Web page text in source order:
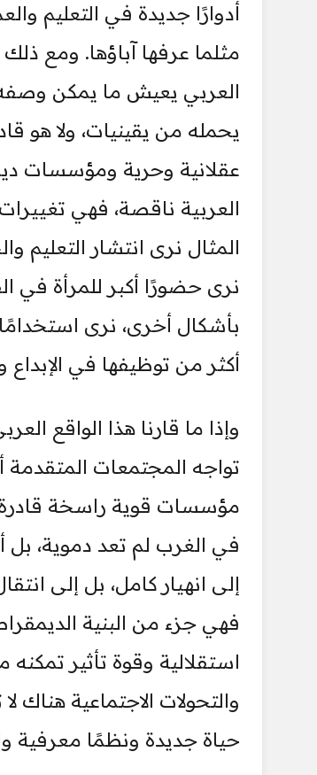
أدوارًا جديدة في التعليم
مثلما عرفها آباؤها. ومع
العربي يعيش ما يمكن وصفه
يحمله من يقينيات، ولا هو
عقلانية وحرية ومؤسسات
العربية ناقصة، فهي
المثال نرى انتشار
نرى حضورًا أكبر للمرأة في
بأشكال أخرى، نرى استخدامًا
أكثر من توظيفها في الإبداع
وإذا ما قارنا هذا الواقع
تواجه المجتمعات المتقدمة
مؤسسات قوية راسخة قادرة
في الغرب لم تعد دموية، بل
إلى انهيار كامل، بل إلى
فهي جزء من البنية
استقلالية وقوة تأثير
والتحولات الاجتماعية
حياة جديدة ونظمًا معرفية